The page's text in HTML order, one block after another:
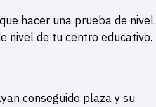
hacer una prueba de nivel.
nivel de tu centro educativo.
conseguido plaza y su